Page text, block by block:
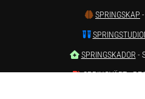
SPRINGSKAP
SPRINGSKADOR -
SPRINGVÄRT-